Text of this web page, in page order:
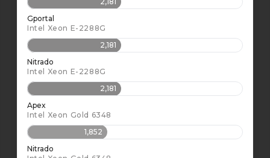
Gportal
Intel Xeon E-2288G
2,181
Nitrado
Intel Xeon E-2288G
2,181
Apex
Intel Xeon Gold 6348
1,852
Nitrado